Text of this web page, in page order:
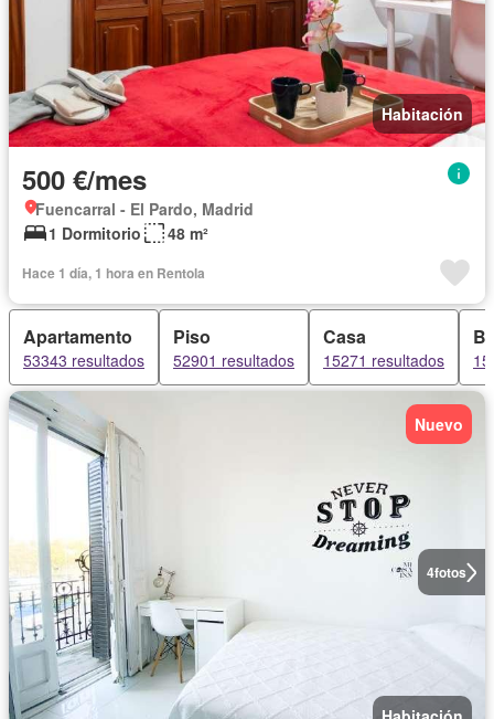
Habitación
500 €/mes
Fuencarral - El Pardo, Madrid
1 Dormitorio
48 m²
Hace 1 día, 1 hora en Rentola
Apartamento
53343 resultados
Piso
52901 resultados
Casa
15271 resultados
4fotos
Nuevo